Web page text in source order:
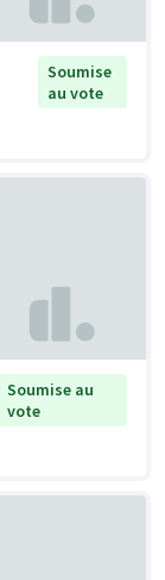
Soumise
au vote
Soumise au
vote